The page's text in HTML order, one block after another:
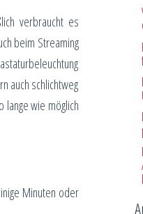
verbraucht es
beim Streaming
auch schlichtweg
lange wie möglich
Minuten oder